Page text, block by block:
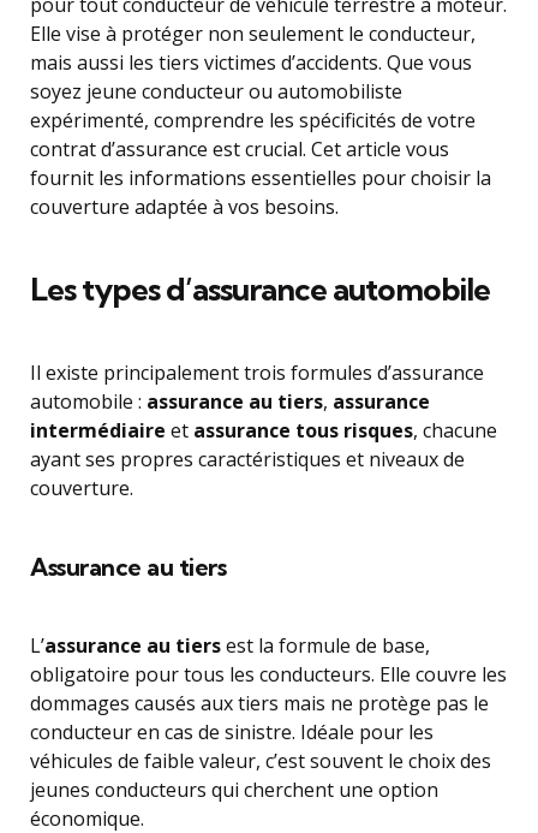
Elle vise à protéger non seulement le conducteur,
mais aussi les tiers victimes d’accidents. Que vous
soyez jeune conducteur ou automobiliste
expérimenté, comprendre les spécificités de votre
contrat d’assurance est crucial. Cet article vous
fournit les informations essentielles pour choisir la
couverture adaptée à vos besoins.
Les types d’assurance automobile
Il existe principalement trois formules d’assurance
automobile : assurance au tiers, assurance
intermédiaire et assurance tous risques, chacune
ayant ses propres caractéristiques et niveaux de
couverture.
Assurance au tiers
L’assurance au tiersest la formule de base,
obligatoire pour tous les conducteurs. Elle couvre les
dommages causés aux tiers mais ne protège pas le
conducteur en cas de sinistre. Idéale pour les
véhicules de faible valeur, c’est souvent le choix des
jeunes conducteurs qui cherchent une option
économique.